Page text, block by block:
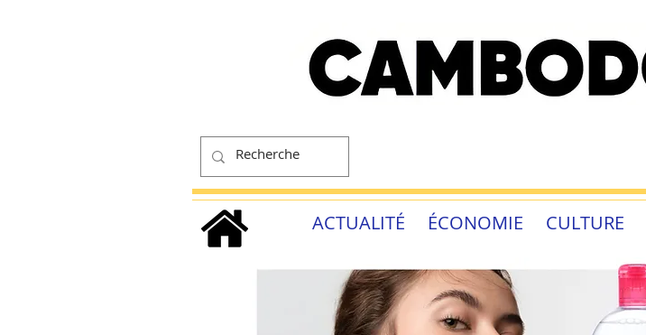
ACTUALITÉ ÉCONOMIE CULTURE